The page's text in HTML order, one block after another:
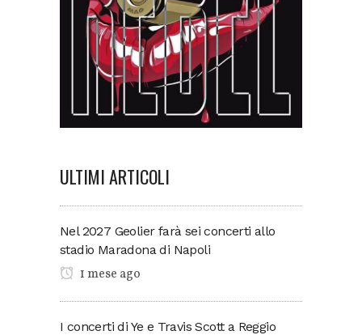
ULTIMI ARTICOLI
Nel 2027 Geolier farà sei concerti allo
stadio Maradona di Napoli
1 mese ago
I concerti di Ye e Travis Scott a Reggio